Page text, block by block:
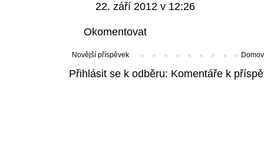
22. září 2012 v 12:26
Okomentovat
Novější příspěvek
Přihlásit se k odběru: Komentáře k